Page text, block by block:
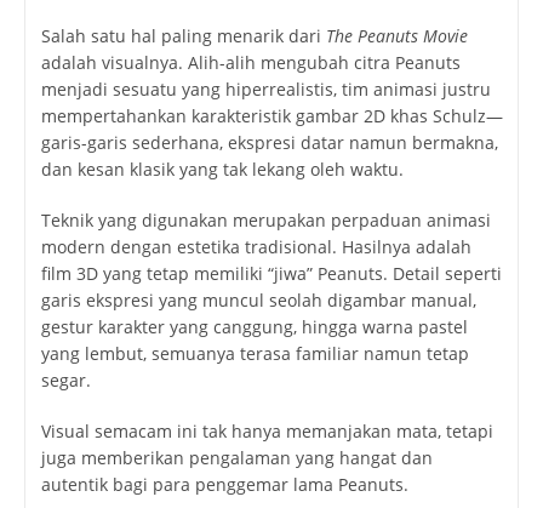
Salah satu hal paling menarik dari The Peanuts Movie
adalah visualnya. Alih-alih mengubah citra Peanuts
menjadi sesuatu yang hiperrealistis, tim animasi justru
mempertahankan karakteristik gambar 2D khas Schulz—
garis-garis sederhana, ekspresi datar namun bermakna,
dan kesan klasik yang tak lekang oleh waktu.
Teknik yang digunakan merupakan perpaduan animasi
modern dengan estetika tradisional. Hasilnya adalah
film 3D yang tetap memiliki “jiwa” Peanuts. Detail seperti
garis ekspresi yang muncul seolah digambar manual,
gestur karakter yang canggung, hingga warna pastel
yang lembut, semuanya terasa familiar namun tetap
segar.
Visual semacam ini tak hanya memanjakan mata, tetapi
juga memberikan pengalaman yang hangat dan
autentik bagi para penggemar lama Peanuts.